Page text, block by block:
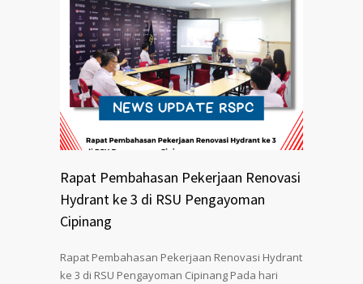
Rapat Pembahasan Pekerjaan Renovasi
Hydrant ke 3 di RSU Pengayoman
Cipinang
Rapat Pembahasan Pekerjaan Renovasi Hydrant
ke 3 di RSU Pengayoman Cipinang Pada hari